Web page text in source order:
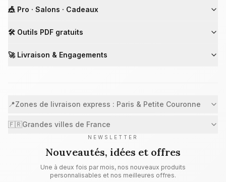
🎪 Pro · Salons · Cadeaux
🛠 Outils PDF gratuits
🚀 Livraison & Engagements
📍Zones de livraison express : Paris & Petite Couronne
🇫🇷Grandes villes de France
NEWSLETTER
Nouveautés, idées et offres
Une à deux fois par mois, nos nouveaux produits
personnalisables et nos meilleures offres.